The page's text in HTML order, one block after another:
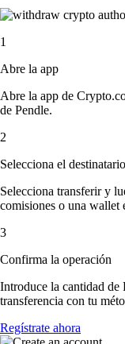
1
Abre la app
Abre la app de
de Pendle.
2
Selecciona el destinatario
Selecciona transferir y
comisiones o una wallet
3
Confirma la operación
Introduce la cantidad de
transferencia con tu
Regístrate ahora